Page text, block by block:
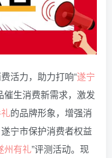
活力，助力打响“遂宁
催生消费新需求，激发
的品牌形象，增强消
宁市保护消费者权益
州有礼”评测活动。现